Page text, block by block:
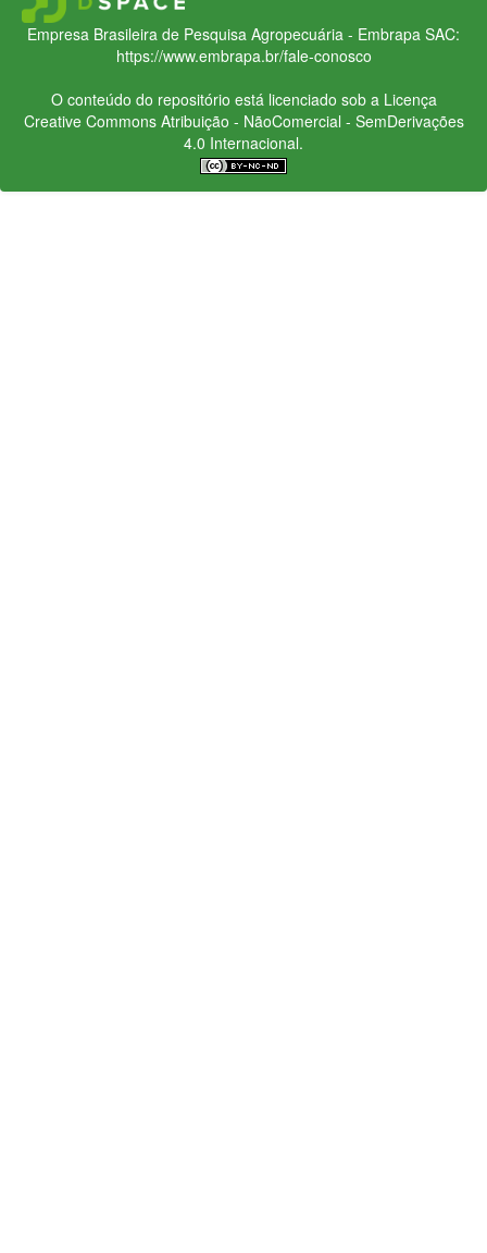
Empresa Brasileira de Pesquisa Agropecuária - Embrapa SAC:
https://www.embrapa.br/fale-conosco
O conteúdo do repositório está licenciado sob a Licença
Creative CommonsAtribuição - NãoComercial - SemDerivações
4.0 Internacional.